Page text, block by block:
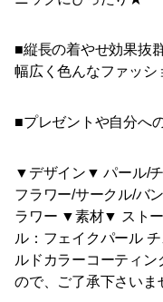
■縦長の着やせ効果抜
幅広く色んなファッ
■プレゼントや自分へ
▼デザイン▼ パール/
フラワー/サークル/バ
ラワー ▼素材▼ ストー
ル：フェイクパール
ルドカラーコーティ
ので、ご了承下さいま